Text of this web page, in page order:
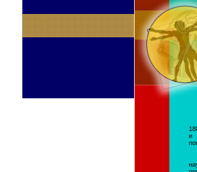
и